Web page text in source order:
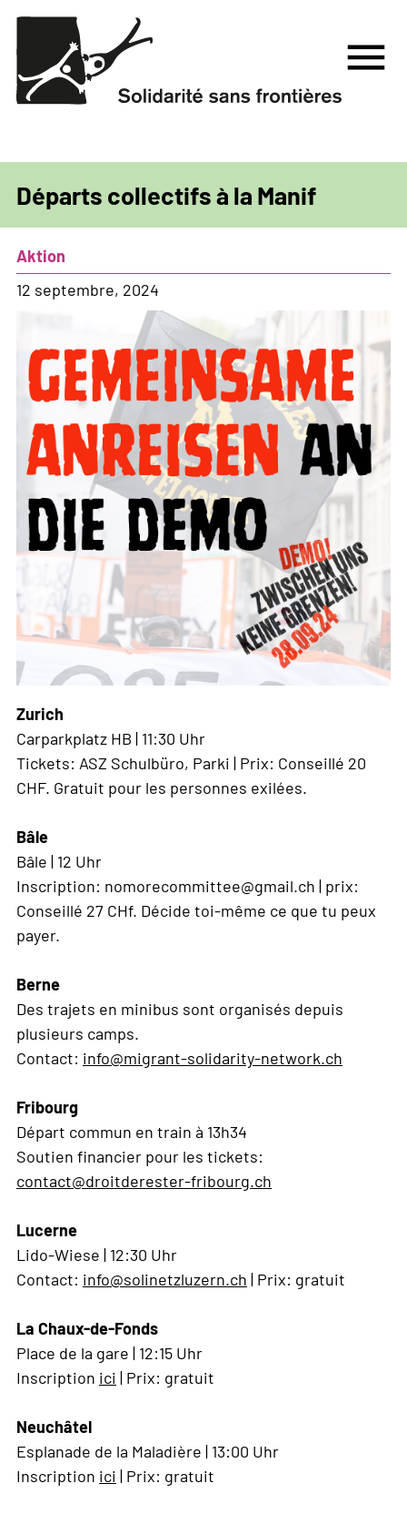
Aller
contenu
principal
menu
Départs collectifs à la Manif
Aktion
Datum
12 septembre, 2024
Body
Zurich
Carparkplatz HB | 11:30 Uhr
Tickets: ASZ Schulbüro, Parki | Prix: Conseillé 20
CHF. Gratuit pour les personnes exilées.
Bâle
Bâle | 12 Uhr
Inscription: nomorecommittee@gmail.ch | prix:
Conseillé 27 CHf. Décide toi-même ce que tu peux
payer.
Berne
Des trajets en minibus sont organisés depuis
plusieurs camps.
Contact: info@migrant-solidarity-network.ch
Fribourg
Départ commun en train à 13h34
Soutien financier pour les tickets:
contact@droitderester-fribourg.ch
Lucerne
Lido-Wiese | 12:30 Uhr
Contact: info@solinetzluzern.ch | Prix: gratuit
La Chaux-de-Fonds
Place de la gare | 12:15 Uhr
Inscription ici | Prix: gratuit
Neuchâtel
Esplanade de la Maladière | 13:00 Uhr
Inscription ici | Prix: gratuit